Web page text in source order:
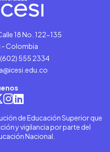
18 No. 122-135
- Colombia
555 2334
de Educación Superior que
y vigilancia por parte del
Nacional.